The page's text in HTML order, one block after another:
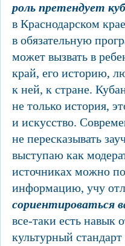
роль претендует
в Краснодарском
в обязательную
может вызвать в
край, его историю,
к ней, к стране.
не только история,
и искусство.
не пересказывать
выступаю как
источниках можно
информацию, учу
сориентироваться
все-таки есть навык
культурный